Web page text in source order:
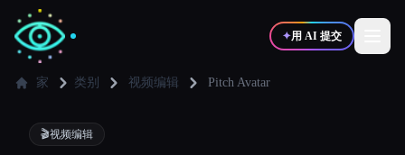
✦用 AI 提交
✍️写作者
家 类别 视频编辑 Pitch Avatar
🎬视频编辑